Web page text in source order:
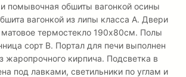
помывочная обшиты вагонкой осины
вагонкой из липы класса А. Двери
термостекло 190х80см. Полы
сорт В. Портал для печи выполнен
жаропрочного кирпича. Подсветка в
под лавками, светильники по углам и